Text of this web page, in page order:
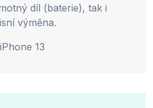
díl (baterie), tak i
výměna.